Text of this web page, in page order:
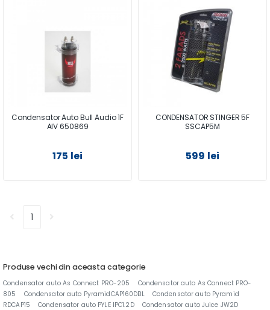
Condensator Auto Bull Audio 1F
AIV 650869
175 lei
CONDENSATOR STINGER 5F
SSCAP5M
599 lei
1
Produse vechi din aceasta categorie
Condensator auto As Connect PRO-205
Condensator auto As Connect PRO-
805
Condensator auto PyramidCAP160DBL
Condensator auto Pyramid
RDCAP15
Condensator auto PYLE IPC1.2D
Condensator auto Juice JW2D